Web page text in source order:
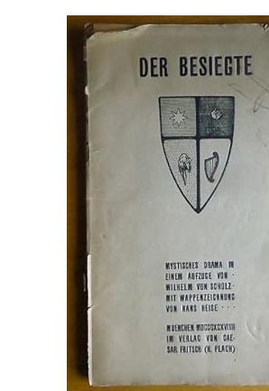
Arte y coleccionismo
Vendedores
Comenzar a vender
CERRAR